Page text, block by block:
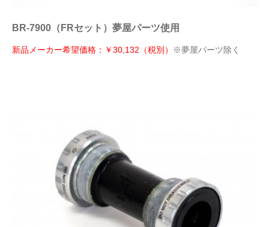
BR-7900（FRセット）夢屋パーツ使用
新品メーカー希望価格：￥30,132（税別） ※夢屋パーツ除く